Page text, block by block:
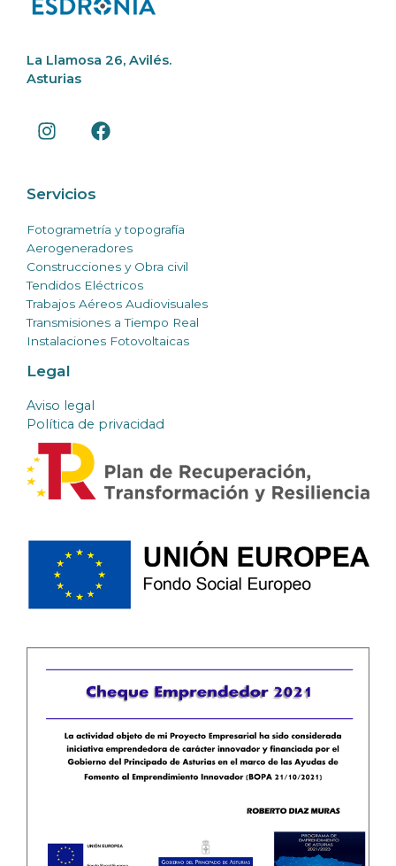
La Llamosa 26, Avilés.
Asturias
Servicios
Fotogrametría y topografía
Aerogeneradores
Construcciones y Obra civil
Tendidos Eléctricos
Trabajos Aéreos Audiovisuales
Transmisiones a Tiempo Real
Instalaciones Fotovoltaicas
Legal
Aviso legal
Política de privacidad